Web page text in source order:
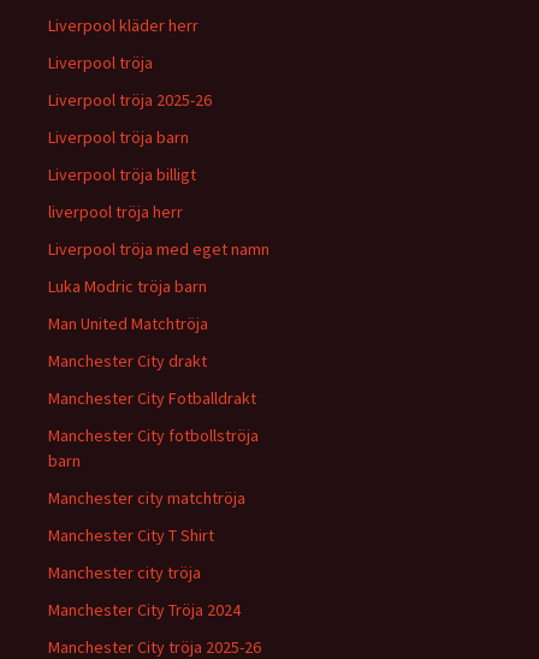
Liverpool kläder herr
Liverpool tröja
Liverpool tröja 2025-26
Liverpool tröja barn
Liverpool tröja billigt
liverpool tröja herr
Liverpool tröja med eget namn
Luka Modric tröja barn
Man United Matchtröja
Manchester City drakt
Manchester City Fotballdrakt
Manchester City fotbollströja
barn
Manchester city matchtröja
Manchester City T Shirt
Manchester city tröja
Manchester City Tröja 2024
Manchester City tröja 2025-26